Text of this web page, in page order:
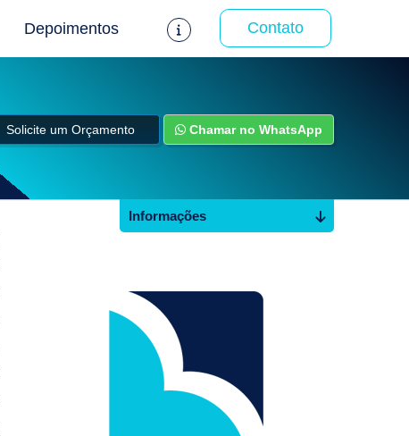
Depoimentos Contato
Solicite um Orçamento Chamar no WhatsApp
Informações